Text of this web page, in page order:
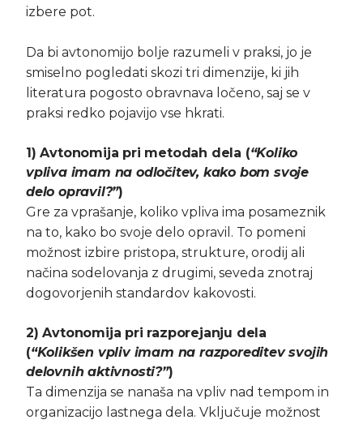
izbere pot.
Da bi avtonomijo bolje razumeli v praksi, jo je
smiselno pogledati skozi tri dimenzije, ki jih
literatura pogosto obravnava ločeno, saj se v
praksi redko pojavijo vse hkrati.
1) Avtonomija pri metodah dela (“Koliko
vpliva imam na odločitev, kako bom svoje
delo opravil?”)
Gre za vprašanje, koliko vpliva ima posameznik
na to, kako bo svoje delo opravil. To pomeni
možnost izbire pristopa, strukture, orodij ali
načina sodelovanja z drugimi, seveda znotraj
dogovorjenih standardov kakovosti.
2) Avtonomija pri razporejanju dela
(“Kolikšen vpliv imam na razporeditev svojih
delovnih aktivnosti?”)
Ta dimenzija se nanaša na vpliv nad tempom in
organizacijo lastnega dela. Vključuje možnost